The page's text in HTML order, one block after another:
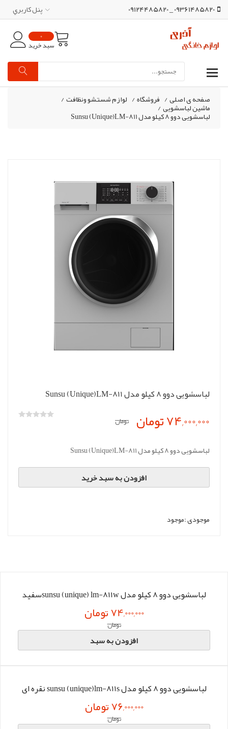
09361485820 _ 09124485820 پنل کاربري
0
سبد خرید
صفحه ی اصلی/ فروشگاه/ لوازم شستشو ونظافت/
ماشین لباسشویی/
لباسشویی دوو 8 کیلو مدل Sunsu (Unique)LM-811
لباسشویی دوو 8 کیلو مدل Sunsu (Unique)LM-811
74,000,000 تومان تومان
لباسشویی دوو 8 کیلو مدل Sunsu (Unique)LM-811
افزودن به سبد خرید
موجودی :موجود
لباسشویی دوو 8 کیلو مدل sunsu (unique) lm-811wسفید
74,000,000 تومان
تومان
افزودن به سبد
لباسشویی دوو 8 کیلو مدل sunsu (unique)lm-811s نقره ای
76,000,000 تومان
تومان